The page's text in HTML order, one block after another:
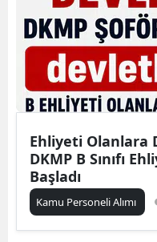
Ehliyeti Olanlara
DKMP B Sınıfı
Başladı
Kamu Personeli Alımı